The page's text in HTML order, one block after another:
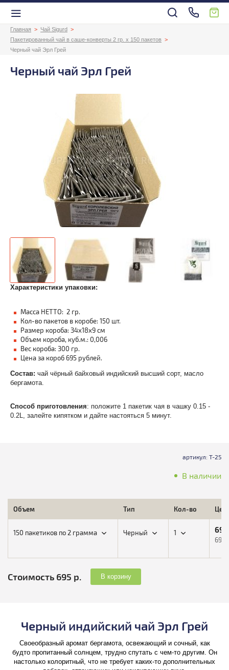
Главная
Чай Sigurd
Пакетированный чай в саше-конверты 2 гр. х 150 пакетов
Черный чай Эрл Грей
Черный чай Эрл Грей
Характеристики упаковки:
Масса НЕТТО: 2 гр.
Кол-во пакетов в коробе: 150 шт.
Размер короба: 34х18х9 см
Объем короба, куб.м.: 0,006
Вес короба: 300 гр.
Цена за короб 695 рублей.
Состав: чай чёрный байховый индийский высший сорт, масло
бергамота.
Способ приготовления: положите 1 пакетик чая в чашку 0.15 -
0.2L, залейте кипятком и дайте настояться 5 минут.
артикул: Т-25
В наличии
Объем Тип Кол-во
150 пакетиков по 2 грамма Черный 1 695
Стоимость 695 р. В корзину
Черный индийский чай Эрл Грей
Своеобразный аромат бергамота, освежающий и сочный, как
будто пропитанный солнцем, трудно спутать с чем-то другим. Он
настолько колоритный, что не требует каких-то дополнительных